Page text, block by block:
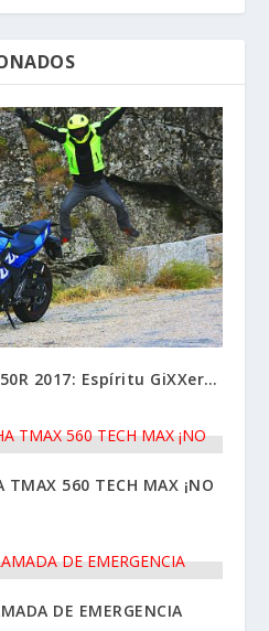
2017: Espíritu GiXXer…
TMAX 560 TECH MAX ¡NO
DE EMERGENCIA
2018: LA